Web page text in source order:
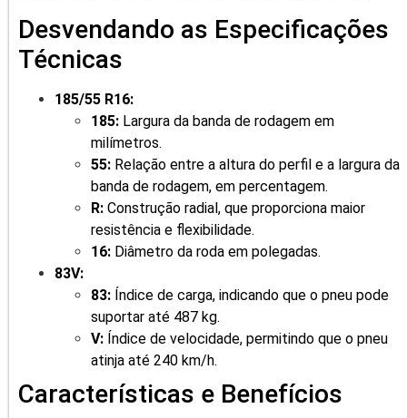
Desvendando as Especificações
Técnicas
185/55 R16:
185: Largura da banda de rodagem em
milímetros.
55: Relação entre a altura do perfil e a largura da
banda de rodagem, em percentagem.
R: Construção radial, que proporciona maior
resistência e flexibilidade.
16: Diâmetro da roda em polegadas.
83V:
83: Índice de carga, indicando que o pneu pode
suportar até 487 kg.
V: Índice de velocidade, permitindo que o pneu
atinja até 240 km/h.
Características e Benefícios